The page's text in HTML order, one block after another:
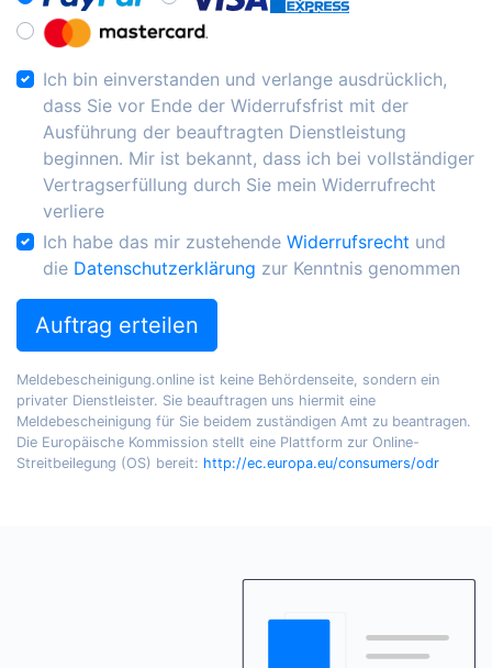
Ich bin einverstanden und verlange ausdrücklich,
dass Sie vor Ende der Widerrufsfrist mit der
Ausführung der beauftragten Dienstleistung
beginnen. Mir ist bekannt, dass ich bei vollständiger
Vertragserfüllung durch Sie mein Widerrufrecht
verliere
Ich habe das mir zustehende Widerrufsrecht und
die Datenschutzerklärung zur Kenntnis genommen
Auftrag erteilen
Meldebescheinigung.online ist keine Behördenseite, sondern ein
privater Dienstleister. Sie beauftragen uns hiermit eine
Meldebescheinigung für Sie beidem zuständigen Amt zu beantragen.
Die Europäische Kommission stellt eine Plattform zur Online-
Streitbeilegung (OS) bereit: http://ec.europa.eu/consumers/odr